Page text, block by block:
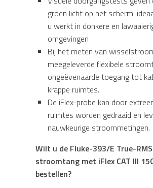
groen licht op het scherm,
u werkt in donkere en
omgevingen
Bij het meten van
meegeleverde flexibele
ongeëvenaarde toegang tot
krappe ruimtes.
De iFlex-probe kan door
ruimtes worden gedraaid en
nauwkeurige stroommetingen.
Wilt u de Fluke-393/E True-
stroomtang met iFlex CAT III
bestellen?